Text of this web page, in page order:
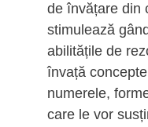
de învățare din
stimulează
abilitățile de
învață
numerele,
care le vor